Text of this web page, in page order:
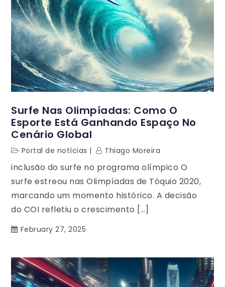
Surfe Nas Olimpíadas: Como O
Esporte Está Ganhando Espaço No
Cenário Global
Portal de notícias Thiago Moreira
inclusão do surfe no programa olímpico O
surfe estreou nas Olimpíadas de Tóquio 2020,
marcando um momento histórico. A decisão
do COI refletiu o crescimento […]
February 27, 2025